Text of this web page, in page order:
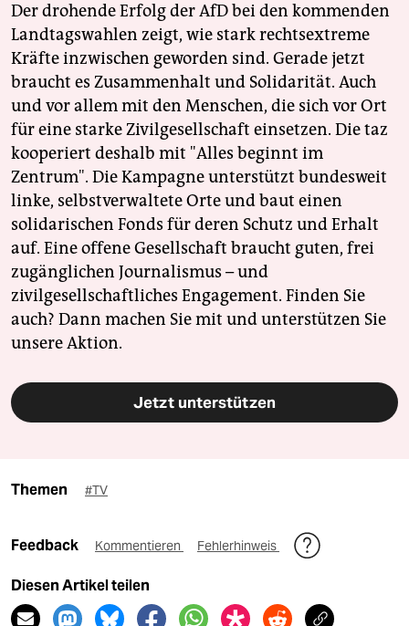
Der drohende Erfolg der AfD bei den kommenden
Landtagswahlen zeigt, wie stark rechtsextreme
Kräfte inzwischen geworden sind. Gerade jetzt
braucht es Zusammenhalt und Solidarität. Auch
und vor allem mit den Menschen, die sich vor Ort
für eine starke Zivilgesellschaft einsetzen. Die taz
kooperiert deshalb mit "Alles beginnt im
Zentrum". Die Kampagne unterstützt bundesweit
linke, selbstverwaltete Orte und baut einen
solidarischen Fonds für deren Schutz und Erhalt
auf. Eine offene Gesellschaft braucht guten, frei
zugänglichen Journalismus – und
zivilgesellschaftliches Engagement. Finden Sie
auch? Dann machen Sie mit und unterstützen Sie
unsere Aktion.
Jetzt unterstützen
Themen #TV
Feedback Kommentieren Fehlerhinweis
Diesen Artikel teilen